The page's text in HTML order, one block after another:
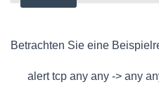
Betrachten Sie eine
alert tcp any any -> any